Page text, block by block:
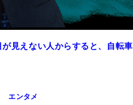
見えない人からすると、自転車
エンタメ